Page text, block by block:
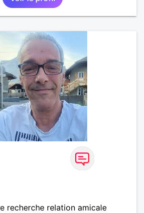
recherche relation amicale